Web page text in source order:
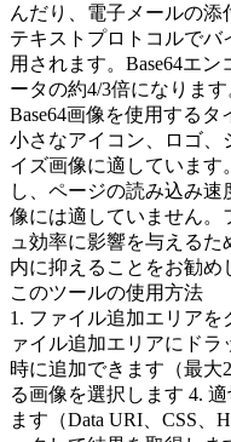
んだり、電子メールの添
テキストプロトコルでバ
用されます。Base64エ
ータの約4/3倍になります
Base64画像を使用するタ
小さなアイコン、ロゴ、
イズ画像に適しています
し、ページの読み込み
像には適していません。
ュ効率に影響を与える
内に抑えることをお勧め
このツールの使用方法
1. ファイル追加エリア
ァイル追加エリアにドラ
時に追加できます（最大
る画像を選択します 4.
ます（Data URI、CSS、